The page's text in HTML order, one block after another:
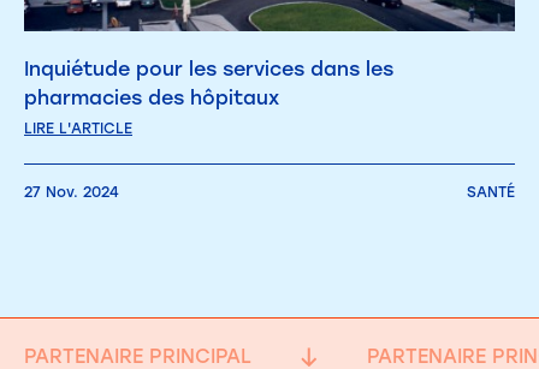
Inquiétude pour les services dans les
pharmacies des hôpitaux
LIRE L'ARTICLE
27 Nov. 2024 SANTÉ
PARTENAIRE PRINCIPAL PARTENAIRE